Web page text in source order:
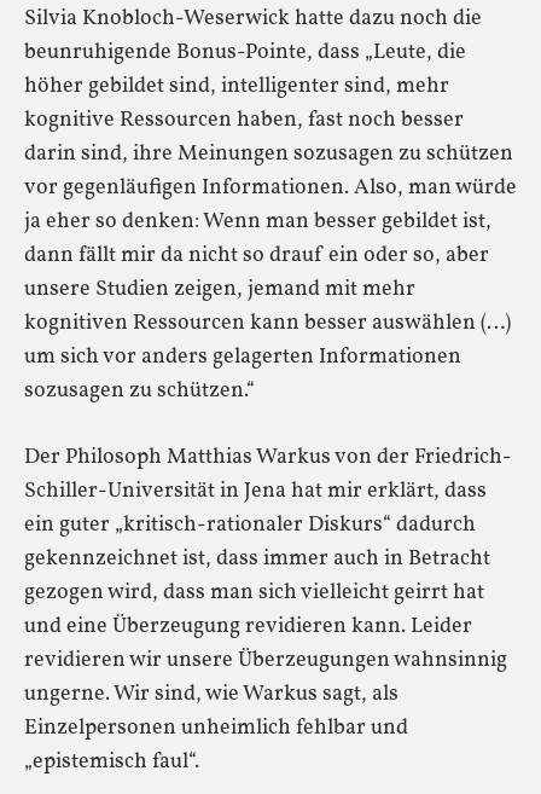
Silvia Knobloch-Weserwick hatte dazu noch die
beunruhigende Bonus-Pointe, dass „Leute, die
höher gebildet sind, intelligenter sind, mehr
kognitive Ressourcen haben, fast noch besser
darin sind, ihre Meinungen sozusagen zu schützen
vor gegenläufigen Informationen. Also, man würde
ja eher so denken: Wenn man besser gebildet ist,
dann fällt mir da nicht so drauf ein oder so, aber
unsere Studien zeigen, jemand mit mehr
kognitiven Ressourcen kann besser auswählen (…)
um sich vor anders gelagerten Informationen
sozusagen zu schützen.“
Der Philosoph Matthias Warkus von der Friedrich-
Schiller-Universität in Jena hat mir erklärt, dass
ein guter „kritisch-rationaler Diskurs“ dadurch
gekennzeichnet ist, dass immer auch in Betracht
gezogen wird, dass man sich vielleicht geirrt hat
und eine Überzeugung revidieren kann. Leider
revidieren wir unsere Überzeugungen wahnsinnig
ungerne. Wir sind, wie Warkus sagt, als
Einzelpersonen unheimlich fehlbar und
„epistemisch faul“.